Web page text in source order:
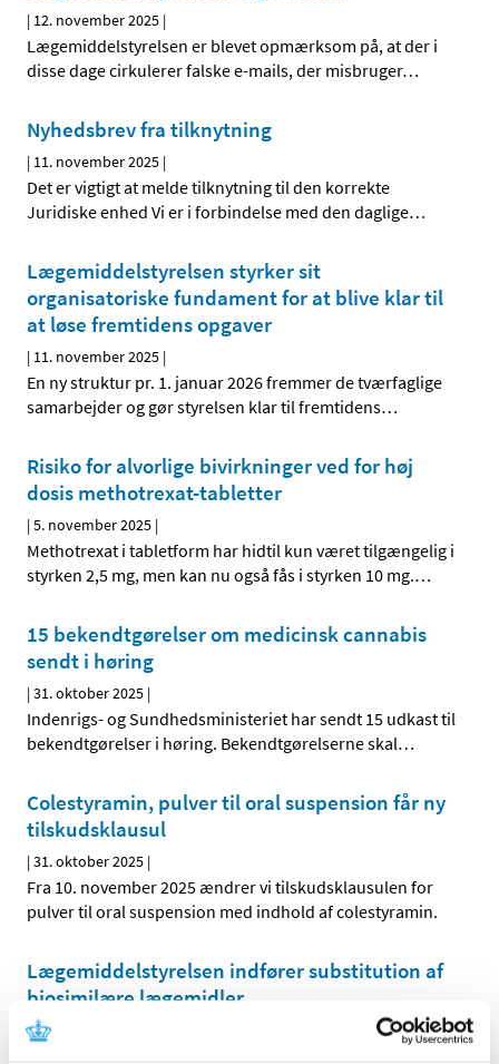
| 12. november 2025 |
Lægemiddelstyrelsen er blevet opmærksom på, at der i
disse dage cirkulerer falske e-mails, der misbruger…
Nyhedsbrev fra tilknytning
| 11. november 2025 |
Det er vigtigt at melde tilknytning til den korrekte
Juridiske enhed Vi er i forbindelse med den daglige…
Lægemiddelstyrelsen styrker sit
organisatoriske fundament for at blive klar til
at løse fremtidens opgaver
| 11. november 2025 |
En ny struktur pr. 1. januar 2026 fremmer de tværfaglige
samarbejder og gør styrelsen klar til fremtidens…
Risiko for alvorlige bivirkninger ved for høj
dosis methotrexat-tabletter
|5. november 2025 |
Methotrexat i tabletform har hidtil kun været tilgængelig i
styrken 2,5 mg, men kan nu også fås i styrken 10 mg.…
15 bekendtgørelser om medicinsk cannabis
sendt i høring
|31. oktober 2025 |
Indenrigs- og Sundhedsministeriet har sendt 15 udkast til
bekendtgørelser i høring. Bekendtgørelserne skal…
Colestyramin, pulver til oral suspension får ny
tilskudsklausul
|31. oktober 2025 |
Fra 10. november 2025 ændrer vi tilskudsklausulen for
pulver til oral suspension med indhold af colestyramin.
Lægemiddelstyrelsen indfører substitution af
biosimilære lægemidler
|30. oktober 2025